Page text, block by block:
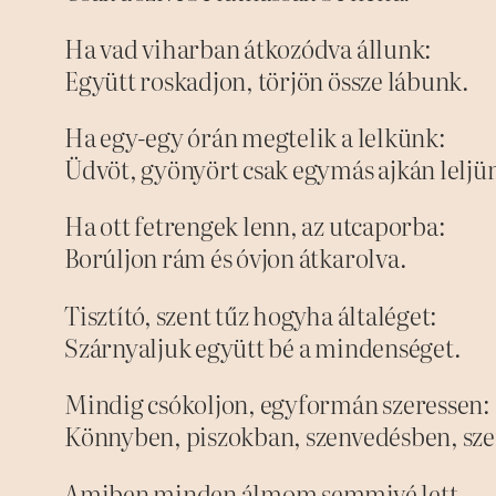
Ha vad viharban átkozódva állunk:
Együtt roskadjon, törjön össze lábunk.
Ha egy-egy órán megtelik a lelkünk:
Üdvöt, gyönyört csak egymás ajkán
Ha ott fetrengek lenn, az utcaporba:
Borúljon rám és óvjon átkarolva.
Tisztító, szent tűz hogyha általéget:
Szárnyaljuk együtt bé a mindenséget.
Mindig csókoljon, egyformán szeressen:
Könnyben, piszokban, szenvedésben,